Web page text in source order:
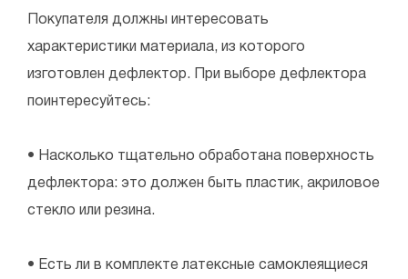
Покупателя должны интересовать
характеристики материала, из которого
изготовлен дефлектор. При выборе дефлектора
поинтересуйтесь:
• Насколько тщательно обработана поверхность
дефлектора: это должен быть пластик, акриловое
стекло или резина.
• Есть ли в комплекте латексные самоклеящиеся